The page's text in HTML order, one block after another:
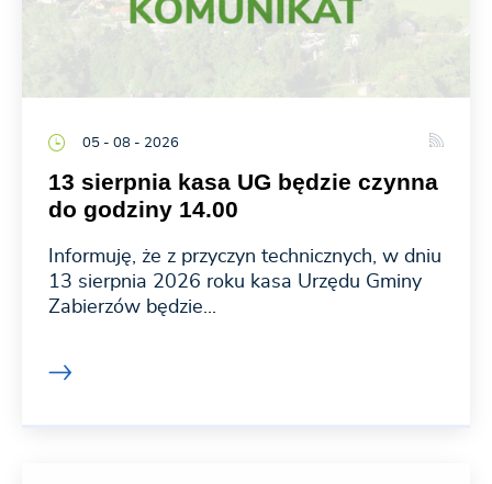
05 - 08 - 2026
13 sierpnia kasa UG będzie czynna
do godziny 14.00
Informuję, że z przyczyn technicznych, w dniu
13 sierpnia 2026 roku kasa Urzędu Gminy
Zabierzów będzie...